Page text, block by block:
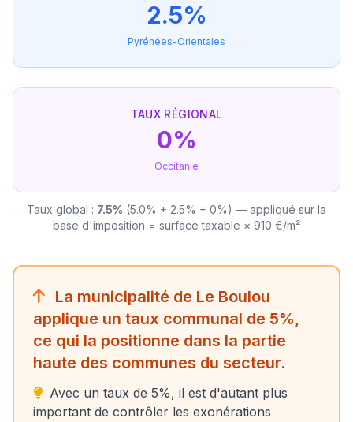
2.5%
Pyrénées-Orientales
TAUX RÉGIONAL
0%
Occitanie
Taux global : 7.5% (5.0% + 2.5% + 0%) — appliqué sur la
base d'imposition = surface taxable × 910 €/m²
La municipalité de Le Boulou
applique un taux communal de 5%,
ce qui la positionne dans la partie
haute des communes du secteur.
Avec un taux de 5%, il est d'autant plus
important de contrôler les exonérations